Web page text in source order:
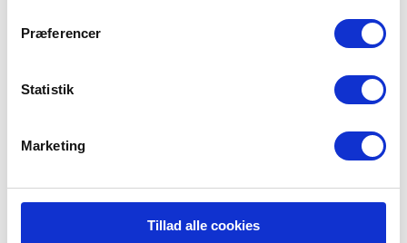
Præferencer
Statistik
Marketing
Tillad alle cookies
Frederiksværk
hen til stationen, skifte tøj og køre af sted indenfor fem minutter er
gået.
Eller arbejde i byen i dagtimerne så du kun ville have vagter der.